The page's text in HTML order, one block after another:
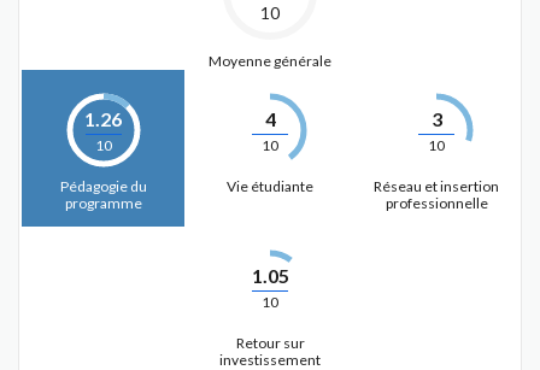
10
Moyenne générale
1.26
10
Pédagogie du
programme
4
10
Vie étudiante
3
10
Réseau et insertion
professionnelle
1.05
10
Retour sur
investissement